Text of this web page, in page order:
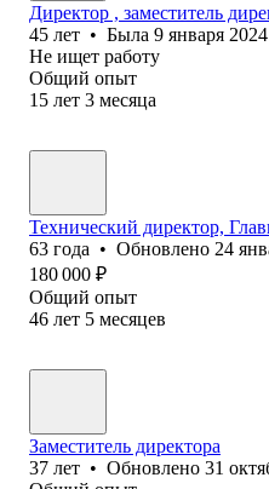
Директор , заместитель
45 лет • Была 9 января 2024
Не ищет работу
Общий опыт
15 лет 3 месяца
Технический директор,
63 года • Обновлено 24
180 000 ₽
Общий опыт
46 лет 5 месяцев
Заместитель директора
37 лет • Обновлено 31